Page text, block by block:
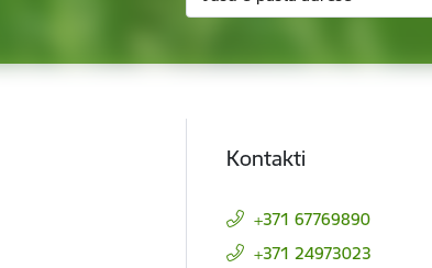
Kontakti
+371 67769890
+371 24973023